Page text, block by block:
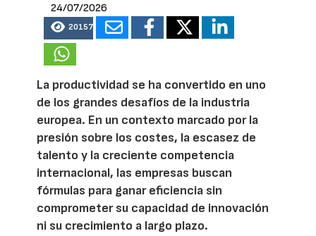
24/07/2026
20157
La productividad se ha convertido en uno
de los grandes desafíos de la industria
europea. En un contexto marcado por la
presión sobre los costes, la escasez de
talento y la creciente competencia
internacional, las empresas buscan
fórmulas para ganar eficiencia sin
comprometer su capacidad de innovación
ni su crecimiento a largo plazo.